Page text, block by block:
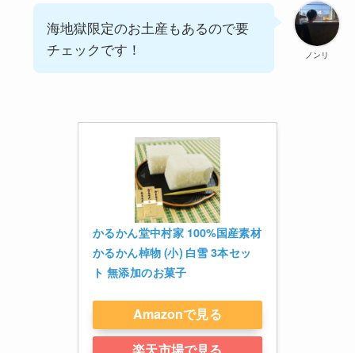
ノンリ
海地獄限定のお土産もあるので要
チェックです！
かるかん堂中村家 100%国産素材
かるかん棹物 (小) 白雪 3本セッ
ト 無添加のお菓子
Amazonで見る